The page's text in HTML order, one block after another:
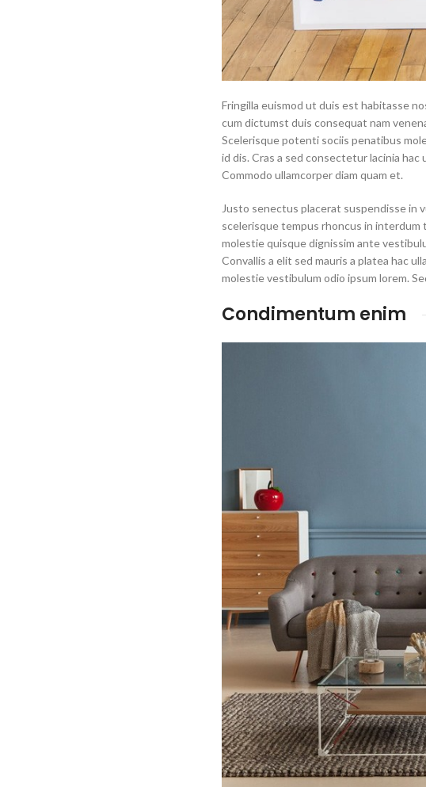
Fringilla euismod ut duis est habitasse
cum dictumst duis consequat nam
Scelerisque potenti sociis penatibus
id dis. Cras a sed consectetur lacinia
Commodo ullamcorper diam quam et.
Justo senectus placerat suspendisse in
scelerisque tempus rhoncus in
molestie quisque dignissim ante
Convallis a elit sed mauris a platea hac
molestie vestibulum odio ipsum lorem.
Condimentum enim